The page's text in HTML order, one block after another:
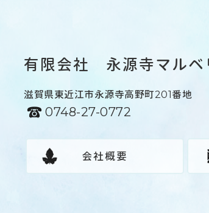
有限会社 永源寺マルベ
滋賀県東近江市永源寺高野町201番地
0748-27-0772
会社概要